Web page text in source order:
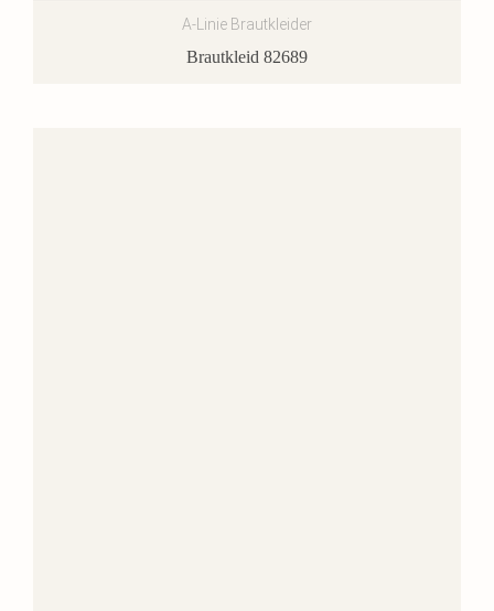
A-Linie Brautkleider
Brautkleid 82689